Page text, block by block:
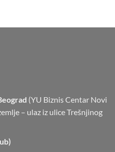
(YU Biznis Centar Novi
– ulaz iz ulice Trešnjinog